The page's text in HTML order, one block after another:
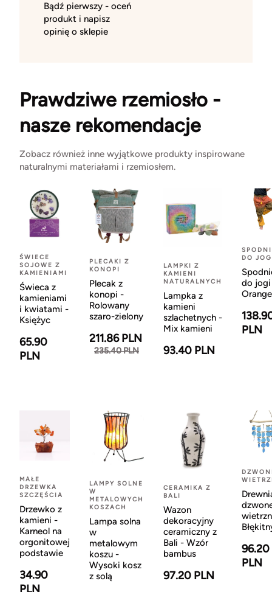
Bądź pierwszy - oceń
produkt i napisz
opinię o sklepie
Prawdziwe rzemiosło -
nasze rekomendacje
Zobacz również inne wyjątkowe produkty inspirowane
naturalnymi materiałami i rzemiosłem.
ŚWIECE
SOJOWE Z
KAMIENIAMI
Świeca z
kamieniami
i kwiatami -
Księżyc
65.90
PLN
PLECAKI Z
KONOPI
Plecak z
konopi -
Rolowany
szaro-zielony
211.86 PLN
235.40 PLN
LAMPKI Z
KAMIENI
NATURALNYCH
Lampka z
kamieni
szlachetnych -
Mix kamieni
93.40 PLN
DO
do
Orange
PLN
MAŁE
DRZEWKA
SZCZĘŚCIA
Drzewko z
kamieni -
Karneol na
orgonitowej
podstawie
34.90
PLN
LAMPY SOLNE
W
METALOWYCH
KOSZACH
Lampa solna
w
metalowym
koszu -
Wysoki kosz
z solą
CERAMIKA Z
BALI
Wazon
dekoracyjny
ceramiczny z
Bali - Wzór
bambus
97.20 PLN
96.20
PLN